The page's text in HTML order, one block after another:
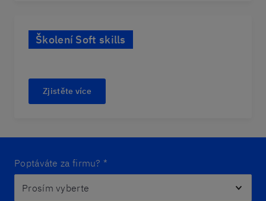
Školení Soft skills
Zjistěte více
Poptáváte za firmu? *